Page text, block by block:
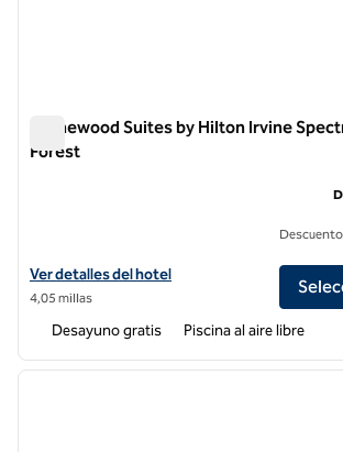
Homewood Suites by Hilton Irvine
Forest
Ver detalles del hotel Homewood Suites by
Ver detalles del hotel
4,05 millas
Desayuno gratis Piscina al aire libre
1 de 12